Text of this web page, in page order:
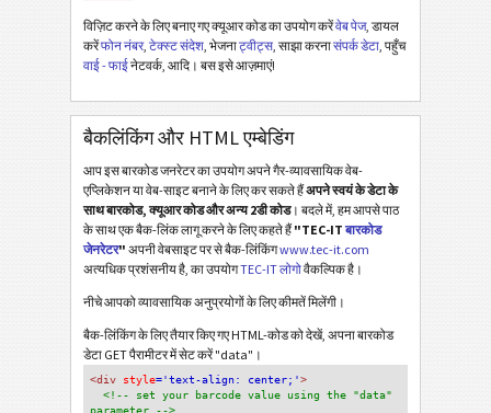
विज़िट करने के लिए बनाए गए क्यूआर कोड का उपयोग करेंवेब पेज, डायल
करेंफोन नंबर, टेक्स्ट संदेश , भेजनाट्वीट्स , साझा करनासंपर्क डेटा , पहुँच
वाई - फाईनेटवर्क, आदि। बस इसे आज़माएं!
बैकलिंकिंग और HTML एम्बेडिंग
आप इस बारकोड जनरेटर का उपयोग अपने गैर-व्यावसायिक वेब-
एप्लिकेशन या वेब-साइट बनाने के लिए कर सकते हैंअपने स्वयं के डेटा के
साथ बारकोड, क्यूआर कोड और अन्य 2डी कोड। बदले में, हम आपसे पाठ
के साथ एक बैक-लिंक लागू करने के लिए कहते हैं"TEC-IT बारकोड
जेनरेटर" अपनी वेबसाइट पर से बैक-लिंकिंगwww.tec-it.com
अत्यधिक प्रशंसनीय है, का उपयोगTEC-IT लोगोवैकल्पिक है।
नीचे आपको व्यावसायिक अनुप्रयोगों के लिए कीमतें मिलेंगी।
बैक-लिंकिंग के लिए तैयार किए गए HTML-कोड को देखें, अपना बारकोड
डेटा GET पैरामीटर में सेट करें "data"।
<div style='text-align: center;'>
<!-- set your barcode value using the "data"
parameter -->